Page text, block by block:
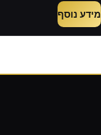
מידע נוסף